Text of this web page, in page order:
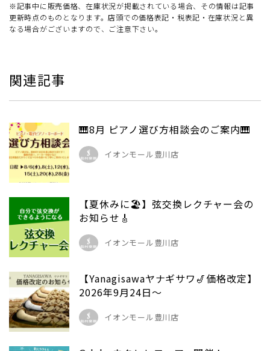
※記事中に販売価格、在庫状況が掲載されている場合、その情報は記事
更新時点のものとなります。店頭での価格表記・税表記・在庫状況と異
なる場合がございますので、ご注意下さい。
関連記事
🎹8月 ピアノ選び方相談会のご案内🎹
イオンモール豊川店
【夏休みに🏖️】弦交換レクチャー会の
お知らせ🎸
イオンモール豊川店
【Yanagisawaヤナギサワ🎷価格改定】
2026年9月24日～
イオンモール豊川店